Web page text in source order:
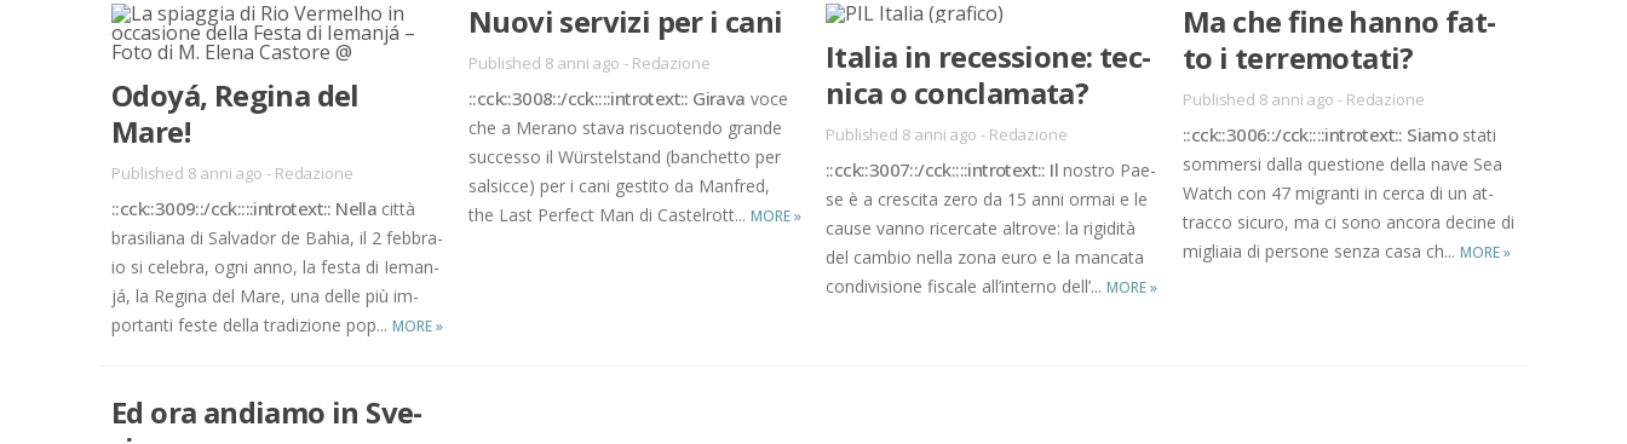
Odoyá, Re­gi­na del
Mare!
Published 8 anni ago - Redazione
::cck::3009::/​cck::::in­tro­text:: Nel­la cit­tà
bra­si­lia­na di Sal­va­dor de Ba­hia, il 2 feb­bra­
io si ce­le­bra, ogni anno, la fe­sta di Ie­ma­n­
já, la Re­gi­na del Mare, una del­le più im­
por­tan­ti fe­ste del­la tra­di­zio­ne po­p... MORE»
Nuo­vi ser­vi­zi per i cani
Published 8 anni ago - Redazione
::cck::3008::/​cck::::in­tro­text:: Gi­ra­va voce
che a Me­ra­no sta­va ri­scuo­ten­do gran­de
suc­ces­so il Wür­stel­stand (ban­chet­to per
sal­sic­ce) per i cani ge­sti­to da Man­fred,
the Last Per­fect Man di Ca­stel­rot­t... MORE»
Ita­lia in re­ces­sio­ne: tec­
ni­ca o con­cla­ma­ta?
Published 8 anni ago - Redazione
::cck::3007::/​cck::::in­tro­text:: Il no­stro Pae­
se è a cre­sci­ta zero da 15 anni or­mai e le
cau­se van­no ri­cer­ca­te al­tro­ve: la ri­gi­di­tà
del cam­bio nel­la zona euro e la man­ca­ta
con­di­vi­sio­ne fi­sca­le al­l’in­ter­no del­l’... MORE»
Ma che fine han­no fat­
to i ter­re­mo­ta­ti?
Published 8 anni ago - Redazione
::cck::3006::/​cck::::in­tro­text:: Sia­mosta­ti
som­mer­si dal­la que­stio­ne del­la nave Sea
Wat­ch con 47 mi­gran­ti in cer­ca di un at­
trac­co si­cu­ro, ma ci sono an­co­ra de­ci­ne di
mi­glia­ia di per­so­ne sen­za casa ch... MORE»
Ed ora an­dia­mo in Sve­